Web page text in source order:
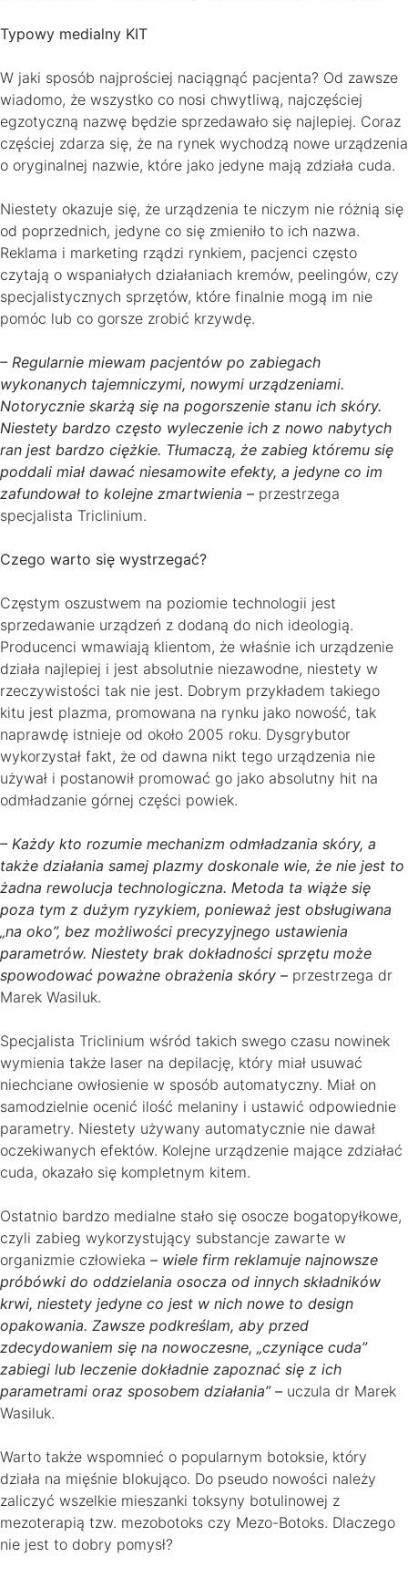
Typowy medialny KIT
W jaki sposób najprościej naciągnąć pacjenta? Od zawsze
wiadomo, że wszystko co nosi chwytliwą, najczęściej
egzotyczną nazwę będzie sprzedawało się najlepiej. Coraz
częściej zdarza się, że na rynek wychodzą nowe urządzenia
o oryginalnej nazwie, które jako jedyne mają zdziała cuda.
Niestety okazuje się, że urządzenia te niczym nie różnią się
od poprzednich, jedyne co się zmieniło to ich nazwa.
Reklama i marketing rządzi rynkiem, pacjenci często
czytają o wspaniałych działaniach kremów, peelingów, czy
specjalistycznych sprzętów, które finalnie mogą im nie
pomóc lub co gorsze zrobić krzywdę.
– Regularnie miewam pacjentów po zabiegach
wykonanych tajemniczymi, nowymi urządzeniami.
Notorycznie skarżą się na pogorszenie stanu ich skóry.
Niestety bardzo często wyleczenie ich z nowo nabytych
ran jest bardzo ciężkie. Tłumaczą, że zabieg któremu się
poddali miał dawać niesamowite efekty, a jedyne co im
zafundował to kolejne zmartwienia – przestrzega
specjalista Triclinium.
Czego warto się wystrzegać?
Częstym oszustwem na poziomie technologii jest
sprzedawanie urządzeń z dodaną do nich ideologią.
Producenci wmawiają klientom, że właśnie ich urządzenie
działa najlepiej i jest absolutnie niezawodne, niestety w
rzeczywistości tak nie jest. Dobrym przykładem takiego
kitu jest plazma, promowana na rynku jako nowość, tak
naprawdę istnieje od około 2005 roku. Dysgrybutor
wykorzystał fakt, że od dawna nikt tego urządzenia nie
używał i postanowił promować go jako absolutny hit na
odmładzanie górnej części powiek.
– Każdy kto rozumie mechanizm odmładzania skóry, a
także działania samej plazmy doskonale wie, że nie jest to
żadna rewolucja technologiczna. Metoda ta wiąże się
poza tym z dużym ryzykiem, ponieważ jest obsługiwana
„na oko”, bez możliwości precyzyjnego ustawienia
parametrów. Niestety brak dokładności sprzętu może
spowodować poważne obrażenia skóry – przestrzega dr
Marek Wasiluk.
Specjalista Triclinium wśród takich swego czasu nowinek
wymienia także laser na depilację, który miał usuwać
niechciane owłosienie w sposób automatyczny. Miał on
samodzielnie ocenić ilość melaniny i ustawić odpowiednie
parametry. Niestety używany automatycznie nie dawał
oczekiwanych efektów. Kolejne urządzenie mające zdziałać
cuda, okazało się kompletnym kitem.
Ostatnio bardzo medialne stało się osocze bogatopyłkowe,
czyli zabieg wykorzystujący substancje zawarte w
organizmie człowieka – wiele firm reklamuje najnowsze
próbówki do oddzielania osocza od innych składników
krwi, niestety jedyne co jest w nich nowe to design
opakowania. Zawsze podkreślam, aby przed
zdecydowaniem się na nowoczesne, „czyniące cuda”
zabiegi lub leczenie dokładnie zapoznać się z ich
parametrami oraz sposobem działania” – uczula dr Marek
Wasiluk.
Warto także wspomnieć o popularnym botoksie, który
działa na mięśnie blokująco. Do pseudo nowości należy
zaliczyć wszelkie mieszanki toksyny botulinowej z
mezoterapią tzw. mezobotoks czy Mezo-Botoks. Dlaczego
nie jest to dobry pomysł?